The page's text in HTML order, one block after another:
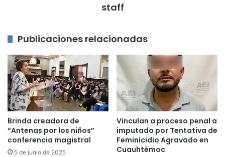
staff
Publicaciones relacionadas
Brinda creadora de
“Antenas por los niños”
conferencia magistral
5 de junio de 2025
Vinculan a proceso penal a
imputado por Tentativa de
Feminicidio Agravado en
Cuauhtémoc